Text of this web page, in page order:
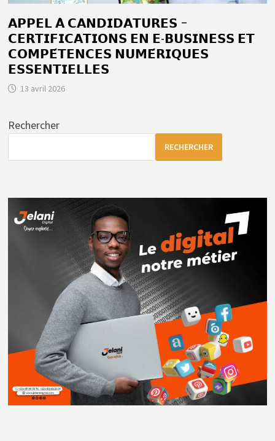
𝗔𝗣𝗣𝗘𝗟 𝗔̀ 𝗖𝗔𝗡𝗗𝗜𝗗𝗔𝗧𝗨𝗥𝗘𝗦 –
𝗖𝗘𝗥𝗧𝗜𝗙𝗜𝗖𝗔𝗧𝗜𝗢𝗡𝗦 𝗘𝗡 𝗘-𝗕𝗨𝗦𝗜𝗡𝗘𝗦𝗦 𝗘𝗧
𝗖𝗢𝗠𝗣𝗘́𝗧𝗘𝗡𝗖𝗘𝗦 𝗡𝗨𝗠𝗘́𝗥𝗜𝗤𝗨𝗘𝗦
𝗘𝗦𝗦𝗘𝗡𝗧𝗜𝗘𝗟𝗟𝗘𝗦
13 avril 2026
Rechercher
RECHERCHER